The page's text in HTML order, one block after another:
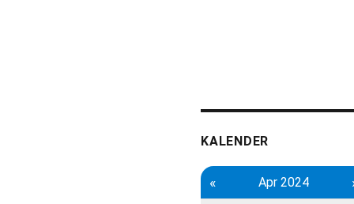
KALENDER
« Apr 2024